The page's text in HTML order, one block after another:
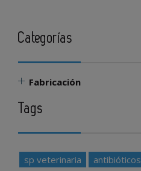
Categorías
Fabricación
Tags
sp veterinaria antibióticos